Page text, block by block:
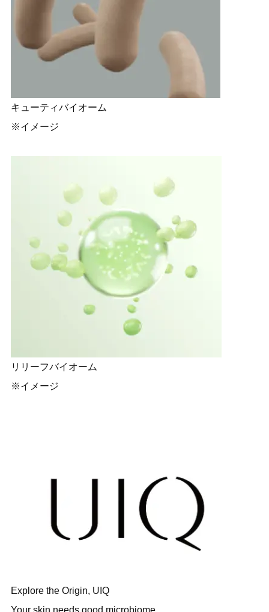
キューティバイオーム
※イメージ
リリーフバイオーム
※イメージ
Explore the Origin, UIQ
Your skin needs good microbiome.